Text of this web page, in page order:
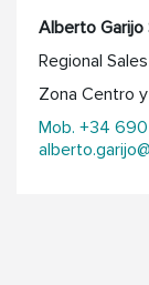
Alberto Garijo
Regional
Zona Centro
Mob. +34